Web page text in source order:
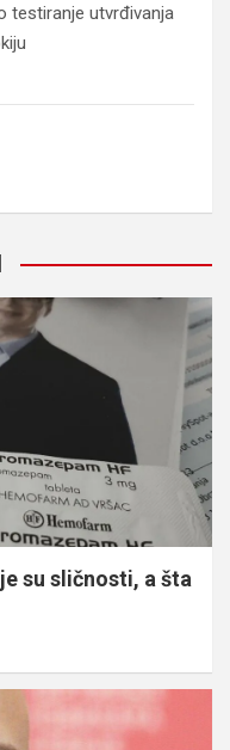
testiranje utvrđivanja
su sličnosti, a šta